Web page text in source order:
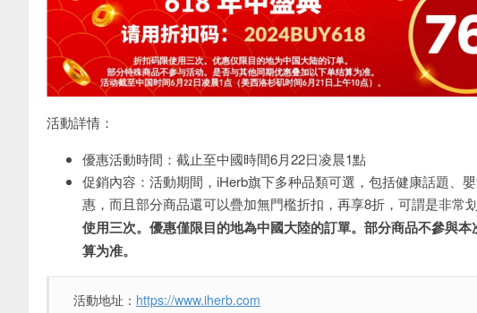
活動詳情：
優惠活動時間：截止至中國時間6月22日凌晨1點
促銷內容：活動期間，iHerb旗下多种品類可選，包括健康話題、
惠，而且部分商品還可以疊加無門檻折扣，再享8折，可謂是非常
使用三次。優惠僅限目的地為中國大陸的訂單。部分商品不參與
算为准。
活動地址： https://www.iherb.com